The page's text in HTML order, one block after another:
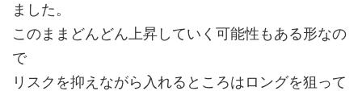
ました。
このままどんどん上昇していく可能性もある形なの
で
リスクを抑えながら入れるところはロングを狙って